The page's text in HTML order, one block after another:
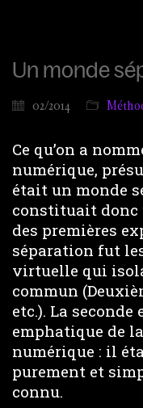
Un monde
02/2014
Ce qu’on a
numérique,
était un monde
constituait donc
des premières
séparation fut
virtuelle qui
commun
etc.). La
emphatique de
numérique : il
purement et
connu.